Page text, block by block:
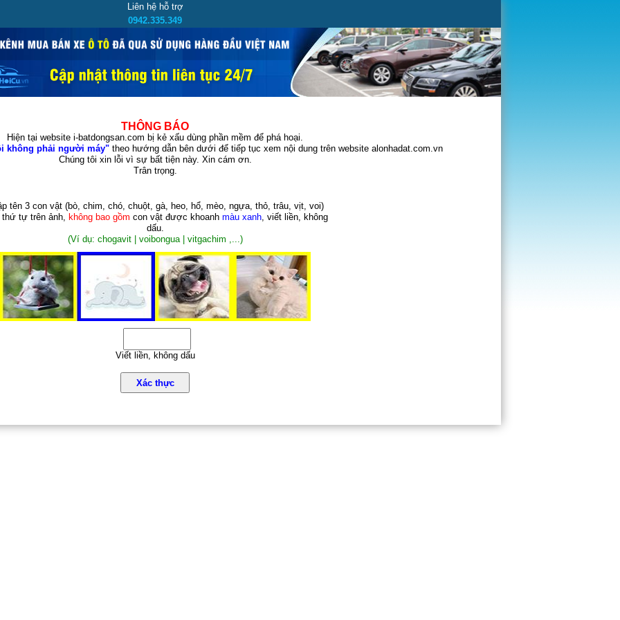
Liên hệ hỗ trợ
0942.335.349
THÔNG BÁO
Hiện tại website i-batdongsan.com bị kẻ xấu dùng phần mềm để phá hoại.
không phải người máy"theo hướng dẫn bên dưới để tiếp tục xem nội dung trên website alonhadat.com.vn
Chúng tôi xin lỗi vì sự bất tiện này. Xin cám ơn.
Trân trọng.
tên 3 con vật (bò, chim, chó, chuột, gà, heo, hổ, mèo, ngựa, thỏ, trâu, vịt, voi)
thứ tự trên ảnh, không bao gồm con vật được khoanh màu xanh, viết liền, không
dấu.
(Ví dụ: chogavit | voibongua | vitgachim ,...)
Viết liền, không dấu
Xác thực